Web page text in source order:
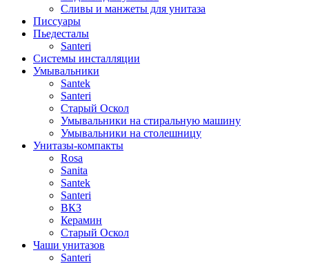
Сливы и манжеты для унитаза
Писсуары
Пьедесталы
Santeri
Системы инсталляции
Умывальники
Santek
Santeri
Старый Оскол
Умывальники на стиральную машину
Умывальники на столешницу
Унитазы-компакты
Rosa
Sanita
Santek
Santeri
ВКЗ
Керамин
Старый Оскол
Чаши унитазов
Santeri